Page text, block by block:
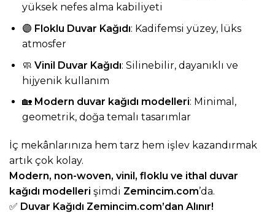
yüksek nefes alma kabiliyeti
🟣 Floklu Duvar Kağıdı: Kadifemsi yüzey, lüks
atmosfer
🧼 Vinil Duvar Kağıdı: Silinebilir, dayanıklı ve
hijyenik kullanım
🏡 Modern duvar kağıdı modelleri: Minimal,
geometrik, doğa temalı tasarımlar
İç mekânlarınıza hem tarz hem işlev kazandırmak
artık çok kolay.
Modern, non-woven, vinil, floklu ve ithal duvar
kağıdı modelleri şimdi Zemincim.com’da.
✅ Duvar Kağıdı Zemincim.com’dan Alınır!